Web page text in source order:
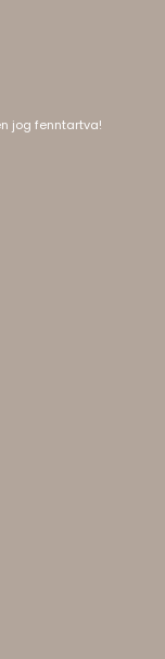
jog fenntartva!